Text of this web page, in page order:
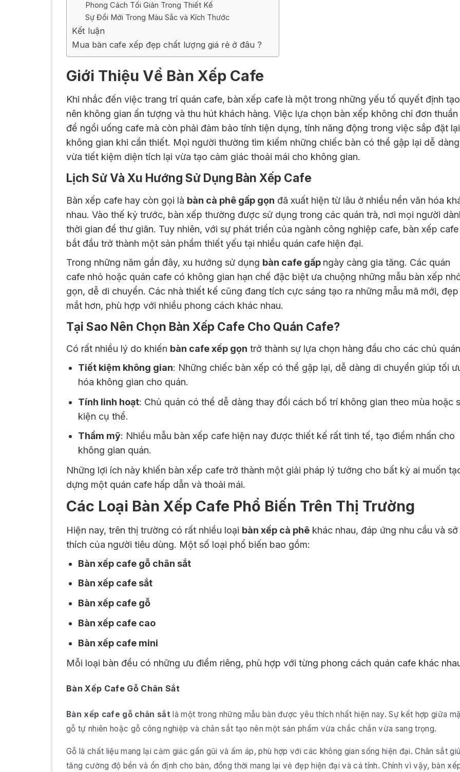
Phong Cách Tối Giản Trong Thiết Kế
Sự Đổi Mới Trong Màu Sắc và Kích Thước
Kết luận
Mua bàn cafe xếp đẹp chất lượng giá rẻ ở đâu ?
Giới Thiệu Về Bàn Xếp Cafe
Khi nhắc đến việc trang trí quán cafe, bàn xếp cafe là một trong những yếu tố quyết định tạo
nên không gian ấn tượng và thu hút khách hàng. Việc lựa chọn bàn xếp không chỉ đơn thuần
để ngồi uống cafe mà còn phải đảm bảo tính tiện dụng, tính năng động trong việc sắp đặt lại
không gian khi cần thiết. Mọi người thường tìm kiếm những chiếc bàn có thể gập lại dễ
vừa tiết kiệm diện tích lại vừa tạo cảm giác thoải mái cho không gian.
Lịch Sử Và Xu Hướng Sử Dụng Bàn Xếp Cafe
Bàn xếp cafe hay còn gọi là bàn cà phê gấp gọn đã xuất hiện từ lâu ở nhiều nền văn hóa
nhau. Vào thế kỷ trước, bàn xếp thường được sử dụng trong các quán trà, nơi mọi người
thời gian để thư giãn. Tuy nhiên, với sự phát triển của ngành công nghiệp cafe, bàn xếp cafe
bắt đầu trở thành một sản phẩm thiết yếu tại nhiều quán cafe hiện đại.
Trong những năm gần đây, xu hướng sử dụng bàn cafe gấp ngày càng gia tăng. Các quán
cafe nhỏ hoặc quán cafe có không gian hạn chế đặc biệt ưa chuộng những mẫu bàn xếp
gọn, dễ di chuyển. Các nhà thiết kế cũng đang tích cực sáng tạo ra những mẫu mã mới, đẹp
mắt hơn, phù hợp với nhiều phong cách khác nhau.
Tại Sao Nên Chọn Bàn Xếp Cafe Cho Quán Cafe?
Có rất nhiều lý do khiến bàn cafe xếp gọn trở thành sự lựa chọn hàng đầu cho các chủ
Tiết kiệm không gian: Những chiếc bàn xếp có thể gập lại, dễ dàng di chuyển giúp tối
hóa không gian cho quán.
Tính linh hoạt: Chủ quán có thể dễ dàng thay đổi cách bố trí không gian theo mùa hoặc
kiện cụ thể.
Thẩm mỹ: Nhiều mẫu bàn xếp cafe hiện nay được thiết kế rất tinh tế, tạo điểm nhấn cho
không gian quán.
Những lợi ích này khiến bàn xếp cafe trở thành một giải pháp lý tưởng cho bất kỳ ai muốn
dựng một quán cafe hấp dẫn và thoải mái.
Các Loại Bàn Xếp Cafe Phổ Biến Trên Thị Trường
Hiện nay, trên thị trường có rất nhiều loại bàn xếp cà phê khác nhau, đáp ứng nhu cầu và sở
thích của người tiêu dùng. Một số loại phổ biến bao gồm:
Bàn xếp cafe gỗ chân sắt
Bàn xếp cafe sắt
Bàn xếp cafe gỗ
Bàn xếp cafe cao
Bàn xếp cafe mini
Mỗi loại bàn đều có những ưu điểm riêng, phù hợp với từng phong cách quán cafe khác
Bàn Xếp Cafe Gỗ Chân Sắt
Bàn xếp cafe gỗ chân sắt là một trong những mẫu bàn được yêu thích nhất hiện nay. Sự kết hợp giữa
gỗ tự nhiên hoặc gỗ công nghiệp và chân sắt tạo nên một sản phẩm vừa chắc chắn vừa sang trọng.
Gỗ là chất liệu mang lại cảm giác gần gũi và ấm áp, phù hợp với các không gian sống hiện đại. Chân sắt
tăng cường độ bền và ổn định cho bàn, đồng thời mang lại vẻ đẹp hiện đại và cá tính. Chính vì vậy, bàn